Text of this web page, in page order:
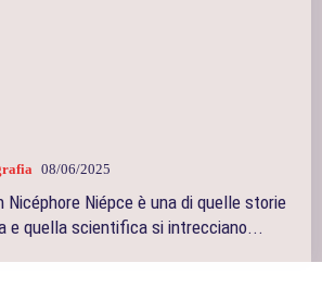
08/06/2025
Nicéphore Niépce è una di quelle storie
e quella scientifica si intrecciano...